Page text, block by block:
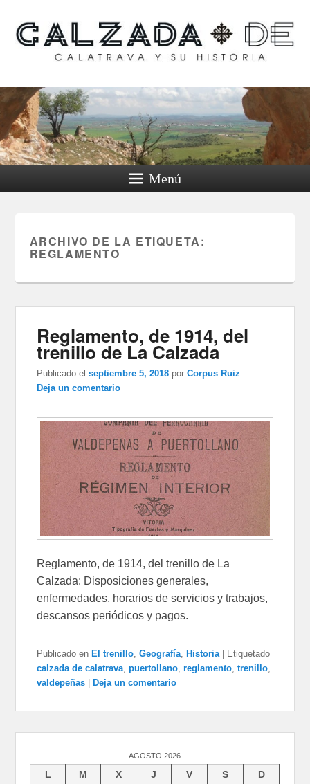
Calzada de Calatrava y
su historia
Menú
ARCHIVO DE LA ETIQUETA:
REGLAMENTO
Reglamento, de 1914, del
trenillo de La Calzada
Publicado el septiembre 5, 2018 porCorpus Ruiz —
Deja un comentario
Reglamento, de 1914, del trenillo de La
Calzada: Disposiciones generales,
enfermedades, horarios de servicios y trabajos,
descansos periódicos y pagos.
Publicado en El trenillo,Geografía, Historia
Etiquetado
calzada de calatrava,puertollano,reglamento,trenillo,
valdepeñas
Deja un comentario
AGOSTO 2026
L M X J V S
D